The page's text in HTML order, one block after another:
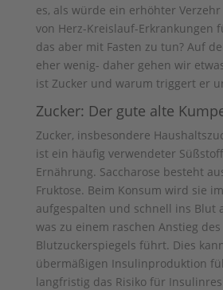
es, als würde ein erhöhter
von Herz-Kreislauf-Erkrankungen
das aber mit Fasten zu tun? Auf
eher wenig- daher gehen wir
ist Zucker und warum triggert er
Zucker: Der gute alte
Zucker, insbesondere
ist ein häufig verwendeter
Ernährung. Saccharose besteht
Fruktose. Beim Konsum wird sie
aufgespalten und schnell ins Blut
was zu einem raschen Anstieg des
Blutzuckerspiegels führt. Dies
übermäßigen Insulinproduktion
langfristig das Risiko für